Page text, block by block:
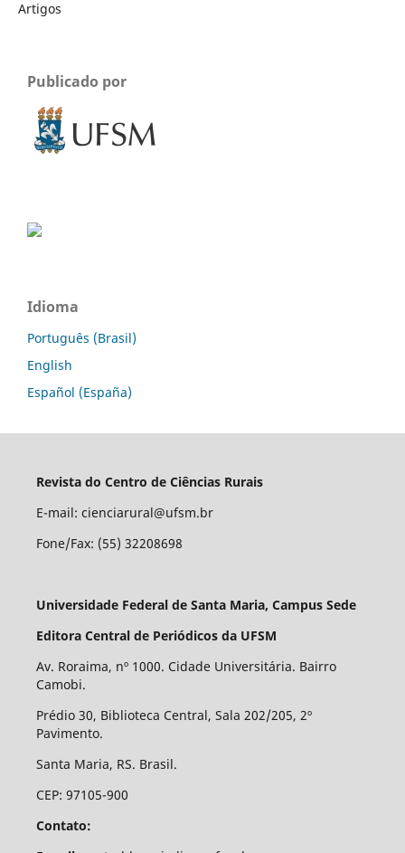
Artigos
Publicado por
Idioma
Português (Brasil)
English
Español (España)
Revista do Centro de Ciências Rurais
E-mail: cienciarural@ufsm.br
Fone/Fax: (55) 32208698
Universidade Federal de Santa Maria, Campus Sede
Editora Central de Periódicos da UFSM
Av. Roraima, nº 1000. Cidade Universitária. Bairro
Camobi.
Prédio 30, Biblioteca Central, Sala 202/205, 2º
Pavimento.
Santa Maria, RS. Brasil.
CEP: 97105-900
Contato: